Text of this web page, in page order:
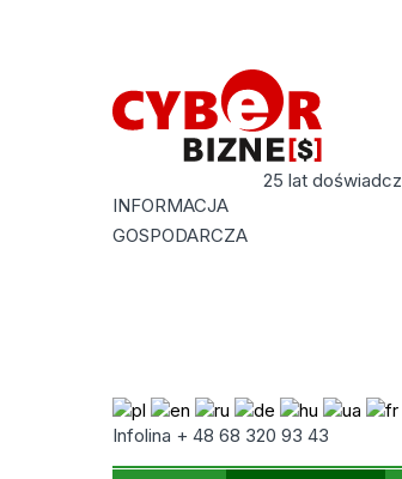
25 lat
INFORMACJA
GOSPODARCZA
Infolina + 48 68 320 93 43